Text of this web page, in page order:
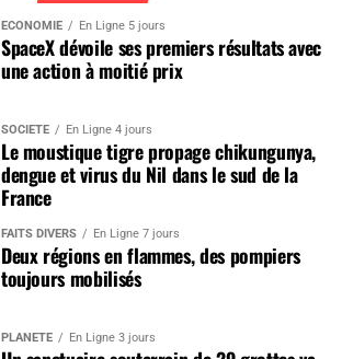
ÉCONOMIE En Ligne 5 jours
SpaceX dévoile ses premiers résultats avec
une action à moitié prix
SOCIÉTÉ En Ligne 4 jours
Le moustique tigre propage chikungunya,
dengue et virus du Nil dans le sud de la
France
FAITS DIVERS En Ligne 7 jours
Deux régions en flammes, des pompiers
toujours mobilisés
PLANÈTE En Ligne 3 jours